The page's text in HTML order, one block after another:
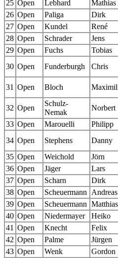
25 Open Lebhard Mathias
26 Open Paliga Dirk
27 Open Kundel René
28 Open Schrader Jens
29 Open Fuchs Tobias
30 Open Funderburgh Chris
31 Open Bloch
32 Open
Schulz-
Nemak
Norbert
33 Open Marouelli Philipp
34 Open Stephens Danny
35 Open Weichold Jörn
36 Open Jäger Lars
37 Open Scharn Dirk
38 Open Scheuermann Andreas
39 Open Scheuermann Matthias
40 Open Niedermayer Heiko
41 Open Knecht Felix
42 Open Palme Jürgen
43 Open Wenk Gordon